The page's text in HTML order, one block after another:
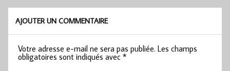
AJOUTER UN COMMENTAIRE
Votre adresse e-mail ne sera pas publiée. Les champs
obligatoires sont indiqués avec*